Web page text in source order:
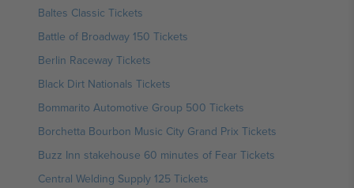
Baltes Classic Tickets
Battle of Broadway 150 Tickets
Berlin Raceway Tickets
Black Dirt Nationals Tickets
Bommarito Automotive Group 500 Tickets
Borchetta Bourbon Music City Grand Prix Tickets
Buzz Inn stakehouse 60 minutes of Fear Tickets
Central Welding Supply 125 Tickets